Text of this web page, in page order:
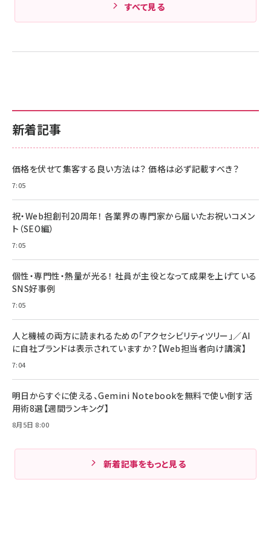
新着記事
価格を伏せて集客する良い方法は？ 価格は必ず記載すべき？
7:05
祝・Web担創刊20周年！ 各業界の専門家から届いたお祝いコメン
ト（SEO編）
7:05
個性・専門性・熱量が光る！ 社員が主役となって成果を上げている
SNS好事例
7:05
人と機械の両方に読まれるための「アクセシビリティツリー」／AI
に自社ブランドは表示されていますか？【Web担当者向け講演】
7:04
明日からすぐに使える、Gemini Notebookを無料で使い倒す活
用術8選【週間ランキング】
8月5日 8:00
新着記事をもっと見る
すべて見る